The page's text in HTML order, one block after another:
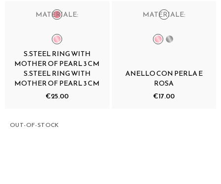
MATERIALE:
S.STEEL RING WITH
MOTHER OF PEARL 3 CM
S.STEEL RING WITH
MOTHER OF PEARL 3 CM
€25.00
MATERIALE:
ANELLO CON PERLA E
ROSA
€17.00
OUT-OF-STOCK